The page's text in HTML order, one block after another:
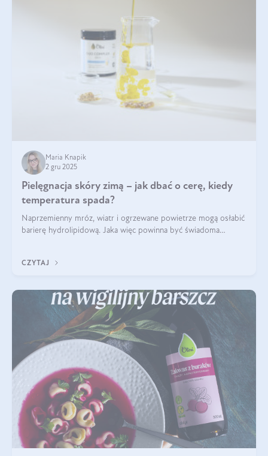
Maria Knapik
2 gru 2025
Pielęgnacja skóry zimą – jak dbać o cerę, kiedy
temperatura spada?
Naprzemienny mróz, wiatr i ogrzewane powietrze mogą osłabić
barierę hydrolipidową. Jaka więc powinna być świadoma
CZYTAJ